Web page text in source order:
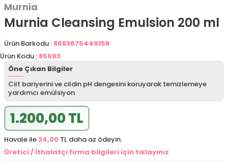
Murnia
Murnia Cleansing Emulsion 200 ml
Ürün Barkodu : 8683675449156
Ürün Kodu : 85693
Öne Çıkan Bilgiler
Cilt bariyerini ve cildin pH dengesini koruyarak temizlemeye
yardımcı emülsiyon
1.200,00 TL
Havale ile 24,00 TL daha az ödeyin.
Üretici / İthalatçı firma bilgileri için tıklayınız